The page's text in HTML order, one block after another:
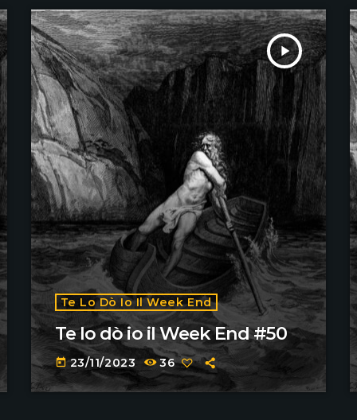
play_arrow
Te Lo Dò Io Il Week End
Te lo dò io il Week End #50
today 23/11/2023 36